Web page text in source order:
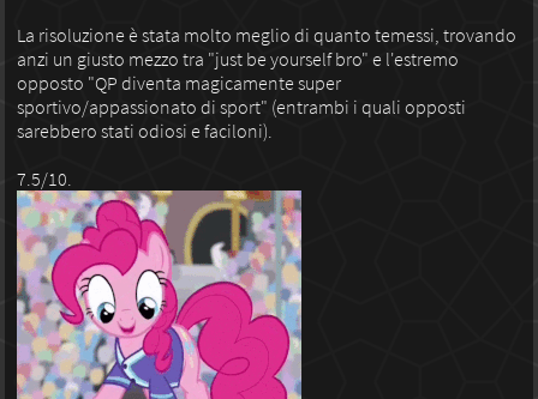
La risoluzione è stata molto meglio di quanto temessi, trovando
anzi un giusto mezzo tra "just be yourself bro" e l'estremo
opposto "QP diventa magicamente super
sportivo/appassionato di sport" (entrambi i quali opposti
sarebbero stati odiosi e faciloni).
7.5/10.